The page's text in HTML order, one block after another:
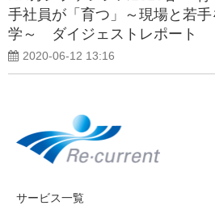
手社員が「育つ」～現場と若
学～ ダイジェストレポート
2020-06-12 13:16
サービス一覧